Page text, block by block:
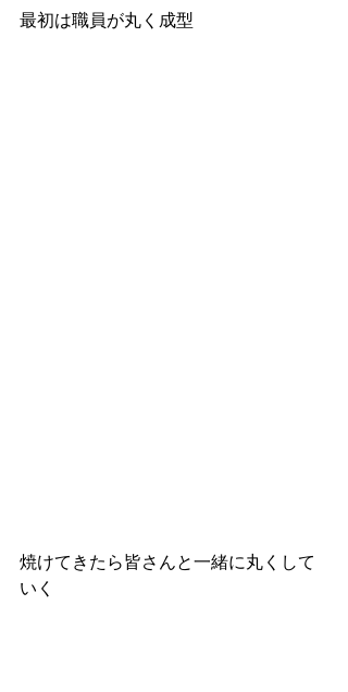
最初は職員が丸く成型
焼けてきたら皆さんと一緒に丸くして
いく